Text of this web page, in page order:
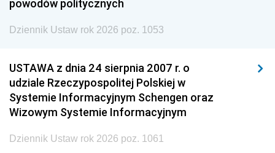
powodów politycznych
Dziennik Ustaw rok 2026 poz. 1053
USTAWA z dnia 24 sierpnia 2007 r. o
udziale Rzeczypospolitej Polskiej w
Systemie Informacyjnym Schengen oraz
Wizowym Systemie Informacyjnym
Dziennik Ustaw rok 2026 poz. 1061